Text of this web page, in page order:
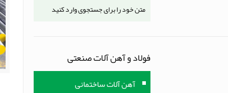
فولاد و آهن آلات صنعتی
آهن آلات ساختمانی